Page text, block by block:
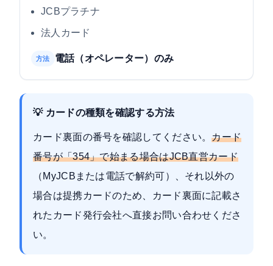
JCBプラチナ
法人カード
方法 電話（オペレーター）のみ
💡 カードの種類を確認する方法
カード裏面の番号を確認してください。カード
番号が「354」で始まる場合はJCB直営カード
（MyJCBまたは電話で解約可）、それ以外の
場合は提携カードのため、カード裏面に記載さ
れたカード発行会社へ直接お問い合わせくださ
い。